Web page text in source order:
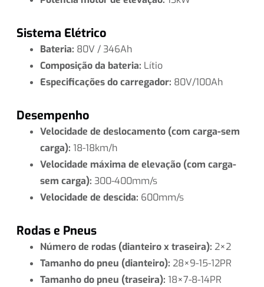
Sistema Elétrico
Bateria: 80V / 346Ah
Composição da bateria: Lítio
Especificações do carregador: 80V/100Ah
Desempenho
Velocidade de deslocamento (com carga-sem
carga): 18-18km/h
Velocidade máxima de elevação (com carga-
sem carga): 300-400mm/s
Velocidade de descida: 600mm/s
Rodas e Pneus
Número de rodas (dianteiro x traseira): 2×2
Tamanho do pneu (dianteiro): 28×9-15-12PR
Tamanho do pneu (traseira): 18×7-8-14PR